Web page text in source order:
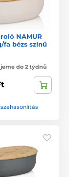
NAMUR
fa bézs színű
do 2 týdnů